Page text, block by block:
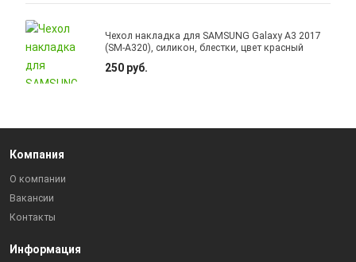
Чехол накладка для SAMSUNG Galaxy A3 2017
(SM-A320), силикон, блестки, цвет красный
250 руб.
Компания
О компании
Вакансии
Контакты
Информация